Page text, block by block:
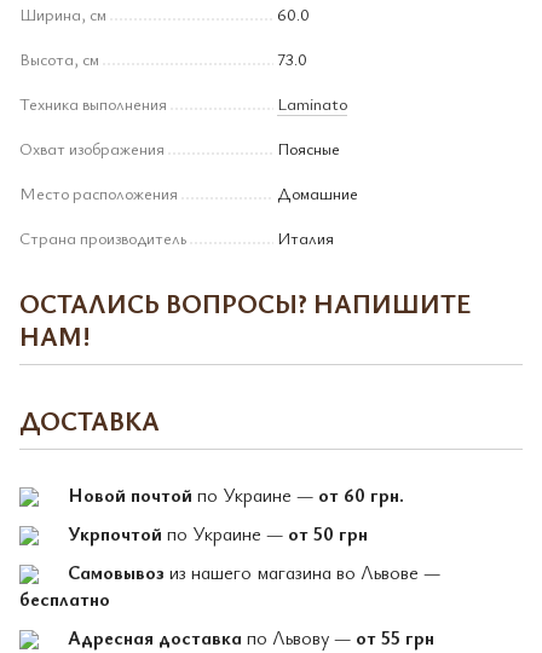
Ширина, см
60.0
Высота, см
73.0
Техника выполнения
Laminato
Охват изображения
Поясные
Место расположения
Домашние
Страна производитель
Италия
ОСТАЛИСЬ ВОПРОСЫ? НАПИШИТЕ
НАМ!
ДОСТАВКА
Новой почтой по Украине — от 60 грн.
Укрпочтой по Украине — от 50 грн
Самовывоз из нашего магазина во Львове —
бесплатно
Адресная доставка по Львову — от 55 грн